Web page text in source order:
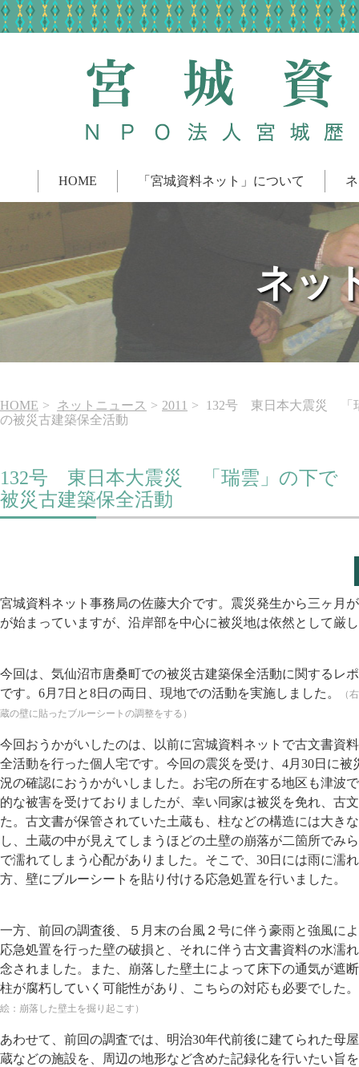
HOME 「宮城資料ネット」について
ネッ
HOME ネットニュース 2011
132号 東日本大震災 「
の被災古建築保全活動
132号 東日本大震災 「瑞雲」の下で
被災古建築保全活動
宮城資料ネット事務局の佐藤大介です。震災発生から三ヶ月
が始まっていますが、沿岸部を中心に被災地は依然として厳
今回は、気仙沼市唐桑町での被災古建築保全活動に関するレ
です。6月7日と8日の両日、現地での活動を実施しました。
（
蔵の壁に貼ったブルーシートの調整をする）
今回おうかがいしたのは、以前に宮城資料ネットで古文書資
全活動を行った個人宅です。今回の震災を受け、4月30日に被
況の確認におうかがいしました。お宅の所在する地区も津波
的な被害を受けておりましたが、幸い同家は被災を免れ、古
た。古文書が保管されていた土蔵も、柱などの構造には大き
し、土蔵の中が見えてしまうほどの土壁の崩落が二箇所でみ
で濡れてしまう心配がありました。そこで、30日には雨に濡
方、壁にブルーシートを貼り付ける応急処置を行いました。
一方、前回の調査後、５月末の台風２号に伴う豪雨と強風に
応急処置を行った壁の破損と、それに伴う古文書資料の水濡
念されました。また、崩落した壁土によって床下の通気が遮
柱が腐朽していく可能性があり、こちらの対応も必要でした。
絵：崩落した壁土を掘り起こす）
あわせて、前回の調査では、明治30年代前後に建てられた母
蔵などの施設を、周辺の地形など含めた記録化を行いたい旨